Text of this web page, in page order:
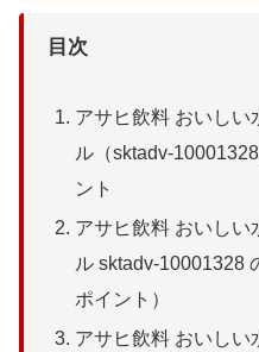
目次
アサヒ飲料 おいしい
ル（sktadv-
ント
アサヒ飲料 おいしい
ル sktadv-10001328
ポイント）
アサヒ飲料 おいしい